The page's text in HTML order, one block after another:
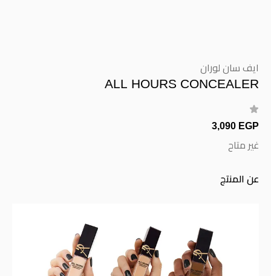
ايف سان لوران
ALL HOURS CONCEALER
3,090 EGP
غير متاح
عن المنتج